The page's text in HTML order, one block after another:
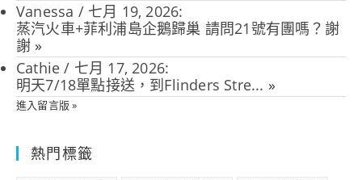
Vanessa / 七月 19, 2026:
蒸汽火車+菲利浦島企鵝歸巢 請問21號有團嗎？謝
謝 »
Cathie / 七月 17, 2026:
明天7/18單點接送，到Flinders Stre... »
進入留言版 »
熱門標籤